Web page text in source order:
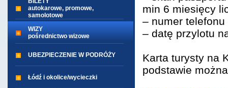
autokarowe, promowe,
samolotowe
WIZY
pośrednictwo wizowe
UBEZPIECZENIE W PODRÓŻY
Łódź i okolice/wycieczki
min 6 miesięcy
– numer
– datę przylotu
Karta turysty na
podstawie